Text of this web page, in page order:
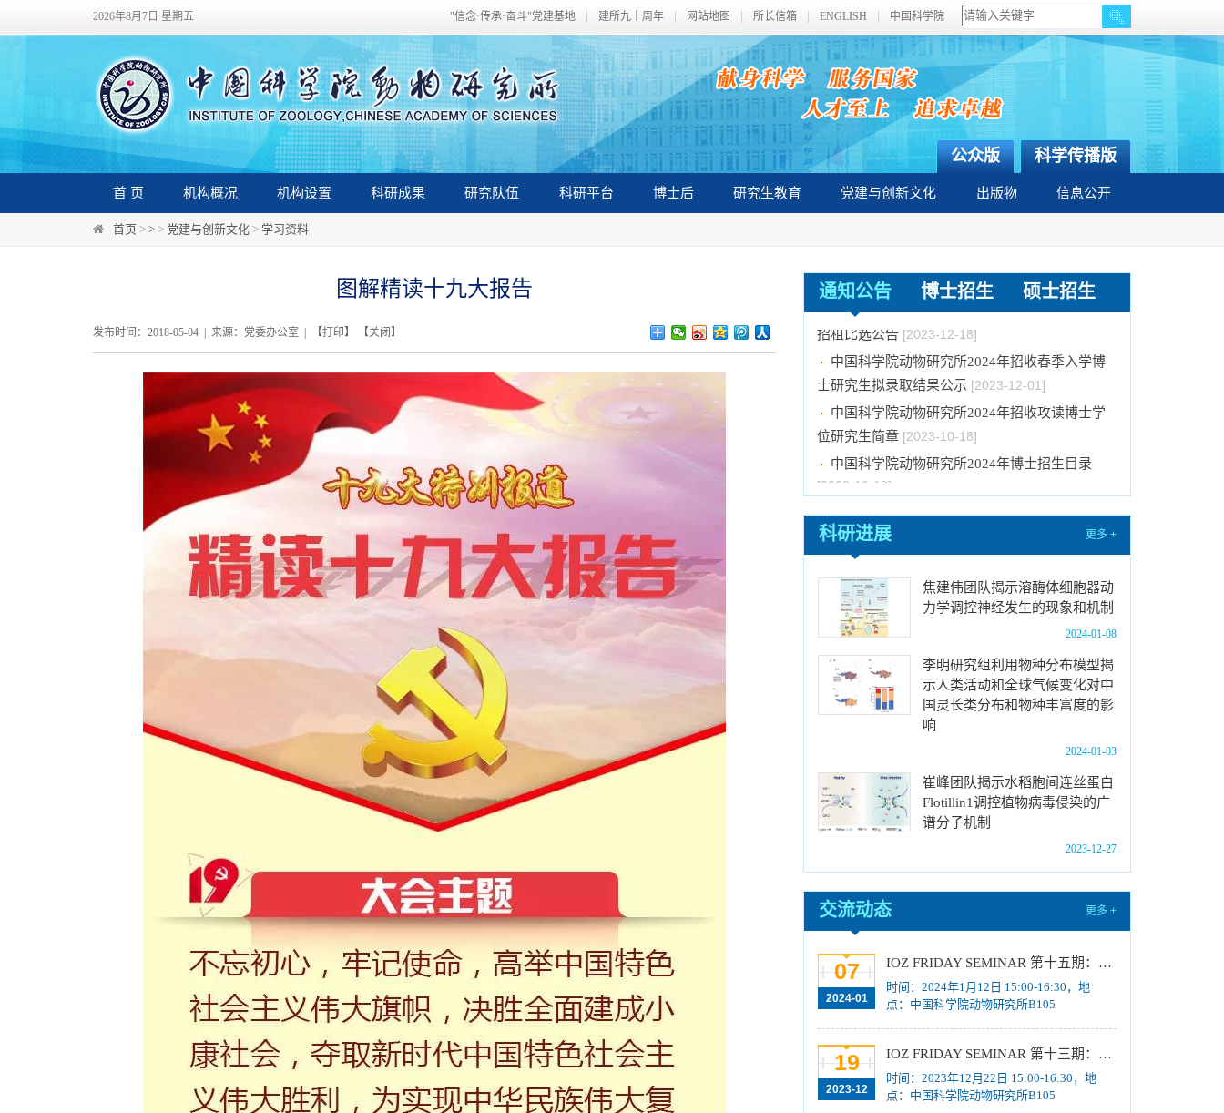
2026年8月7日 星期五 "信念·传承·奋斗"党建基地 建所九十周年 网站地图 所长信箱 ENGLISH 中国科学院
科学传播版
公众版
首 页 机构概况 机构设置 科研成果 研究队伍 科研平台 博士后 研究生教育 党建与创新文化 出版物 信息公开
首页 > > > 党建与创新文化 > 学习资料
图解精读十九大报告
发布时间：2018-05-04 | 来源：党委办公室 | 【打印】 【关闭 】
通知公告 博士招生 硕士招生
中国科学院动物研究所国家动物博物馆文创商店
招租比选公告[2023-12-18]
中国科学院动物研究所2024年招收春季入学博
士研究生拟录取结果公示[2023-12-01]
中国科学院动物研究所2024年招收攻读博士学
位研究生简章[2023-10-18]
中国科学院动物研究所2024年博士招生目录
[2023-10-18]
四批拟录取结果公示[2023-10-17]
关于2023年度中国科学院杰出科技成就奖的拟
中国科学院动物研究所2024年推免生放弃拟录
取资格公示[2023-10-07]
技术奖项目的公示[2024-01-03]
中国科学院动物研究所国家动物博物馆文创商店
招租比选公告[2023-12-18]
中国科学院动物研究所2024年招收春季入学博
士研究生拟录取结果公示
中国科学院动物研究所2024年招收攻读博士学
位研究生简章[2023-10-18]
中国科学院动物研究所2024年博士招生目录
[2023-10-18]
2024年招收推荐免试硕士（含直博）研究生第
四批拟录取结果公示
推荐公示[2023-10-16]
中国科学院动物研究所2024年推免生放弃拟录
科研进展 更多 +
焦建伟团队揭示溶酶体细胞器动
力学调控神经发生的现象和机制
2024-01-08
李明研究组利用物种分布模型揭
示人类活动和全球气候变化对中
国灵长类分布和物种丰富度的影
响
2024-01-03
崔峰团队揭示水稻胞间连丝蛋白
Flotillin1调控植物病毒侵染的广
谱分子机制
2023-12-27
交流动态 更多 +
07
2024-01
IOZ FRIDAY SEMINAR 第十五期：Neuronal diversification, specification and function in the hypothalamus、本能行为调控的嗅觉神经编码机制
时间：2024年1月12日 15:00-16:30，地
点：中国科学院动物研究所B105
19
2023-12
IOZ FRIDAY SEMINAR 第十三期：上皮类器官系统构建之组织力的协调与细胞应答解析、利用表观基因组编辑技术调控基因表达
时间：2023年12月22日 15:00-16:30，地
点：中国科学院动物研究所B105